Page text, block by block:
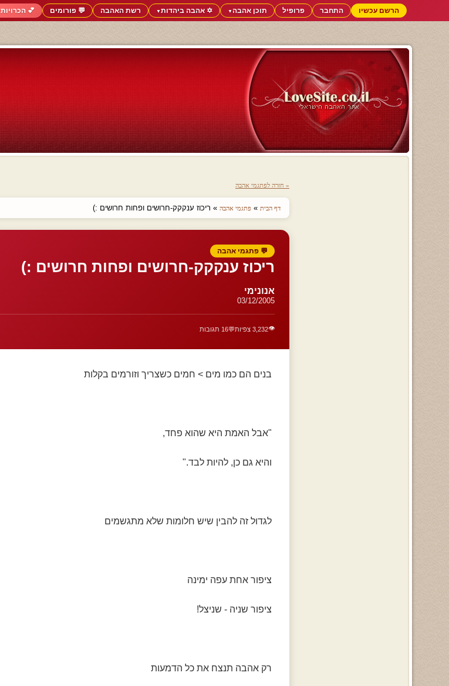
הרשם עכשיו התחבר פרופיל תוכן אהבה▼ ✡️ אהבה ביהדות▼ רשת האהבה 💬 פורומים 💕 הכרויות
« חזרה לפתגמי אהבה
דף הבית » פתגמי אהבה » ריכוז ענקקק-חרושים ופחות חרושים :)
💬 פתגמי אהבה
ריכוז ענקקק-חרושים ופחות חרושים :)
אנונימי
03/12/2005
👁️3,232 צפיות 💬16 תגובות
בנים הם כמו מים > חמים כשצריך וזורמים בקלות
"אבל האמת היא שהוא פחד,
והיא גם כן, להיות לבד."
לגדול זה להבין שיש חלומות שלא מתגשמים
ציפור אחת עפה ימינה
ציפור שניה - שניצל!
רק אהבה תנצח את כל הדמעות